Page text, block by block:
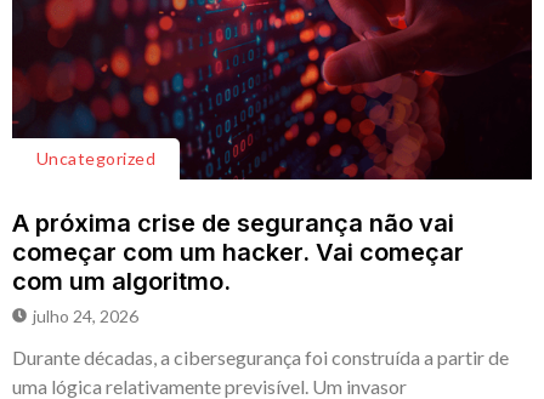
Uncategorized
A próxima crise de segurança não vai
começar com um hacker. Vai começar
com um algoritmo.
julho 24, 2026
Durante décadas, a cibersegurança foi construída a partir de
uma lógica relativamente previsível. Um invasor